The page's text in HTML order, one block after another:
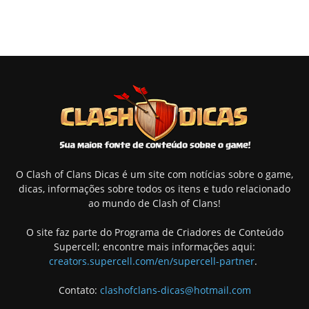
O Clash of Clans Dicas é um site com notícias sobre o game,
dicas, informações sobre todos os itens e tudo relacionado
ao mundo de Clash of Clans!
O site faz parte do Programa de Criadores de Conteúdo
Supercell; encontre mais informações aqui:
creators.supercell.com/en/supercell-partner.
Contato: clashofclans-dicas@hotmail.com